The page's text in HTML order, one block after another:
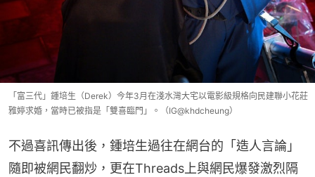
「富三代」鍾培生（Derek）今年3月在淺水灣大宅以電影級規格向民建聯小花莊
雅婷求婚，當時已被指是「雙喜臨門」。（IG@khdcheung）
不過喜訊傳出後，鍾培生過往在網台的「造人言論」
隨即被網民翻炒，更在Threads上與網民爆發激烈隔